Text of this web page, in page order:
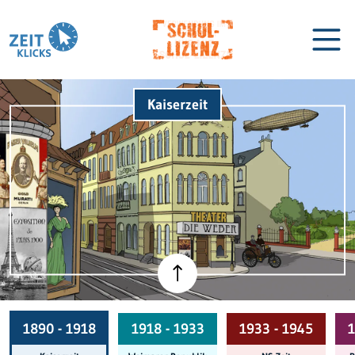
Biographien Lexikon
Kaiserzeit
1890 - 1918 1918 - 1933 1933 - 1945